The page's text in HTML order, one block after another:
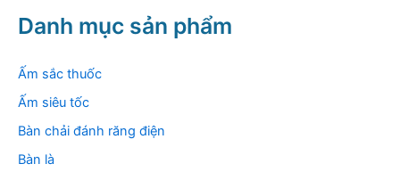
k
i
m
Danh mục sản phẩm
Ấm sắc thuốc
Ấm siêu tốc
Bàn chải đánh răng điện
Bàn là